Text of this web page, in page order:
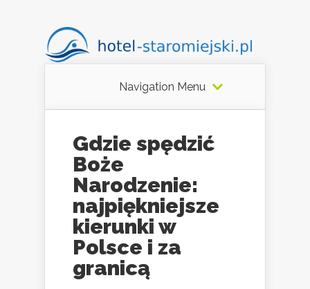
Navigation Menu
Gdzie spędzić
Boże
Narodzenie:
najpiękniejsze
kierunki w
Polsce i za
granicą